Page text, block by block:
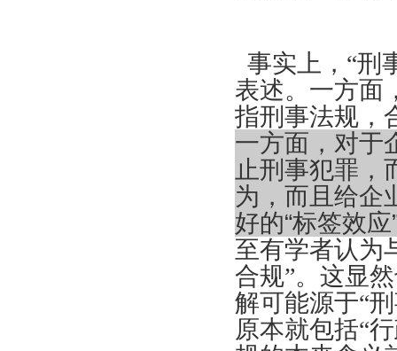
事实上， “刑
表述。一方面
指刑事法规，
一方面，对于
止刑事犯罪，
为，而且给企
好的“标签效应
至有学者认为
合规”。这显
解可能源于“
原本就包括“